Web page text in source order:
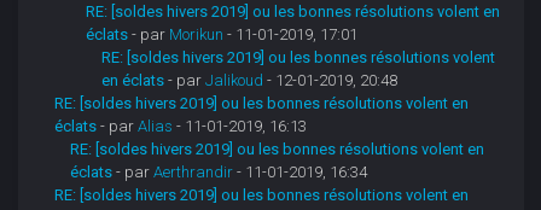
RE: [soldes hivers 2019] ou les bonnes résolutions volent en
éclats - par Morikun - 11-01-2019, 17:01
RE: [soldes hivers 2019] ou les bonnes résolutions volent
en éclats - parJalikoud - 12-01-2019, 20:48
RE: [soldes hivers 2019] ou les bonnes résolutions volent en
éclats - parAlias - 11-01-2019, 16:13
RE: [soldes hivers 2019] ou les bonnes résolutions volent en
éclats - parAerthrandir - 11-01-2019, 16:34
RE: [soldes hivers 2019] ou les bonnes résolutions volent en